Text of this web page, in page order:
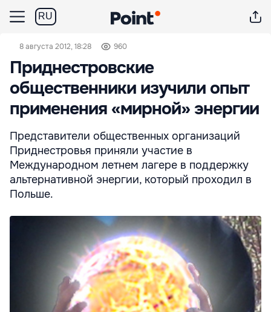
RU
8 августа 2012, 18:28 960
Приднестровские
общественники изучили опыт
применения «мирной» энергии
Представители общественных организаций
Приднестровья приняли участие в
Международном летнем лагере в поддержку
альтернативной энергии, который проходил в
Польше.